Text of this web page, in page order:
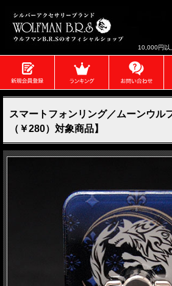
10,000円以
スマートフォンリング／ムーンウ
（￥280）対象商品】